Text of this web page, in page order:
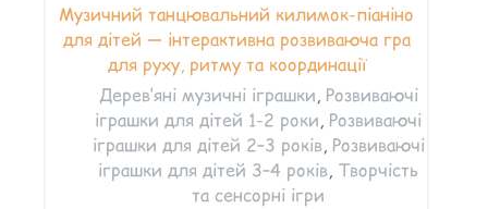
Музичний танцювальний килимок-піаніно
для дітей — інтерактивна розвиваюча гра
для руху, ритму та координації
Дерев’яні музичні іграшки, Розвиваючі
іграшки для дітей 1-2 роки, Розвиваючі
іграшки для дітей 2–3 років, Розвиваючі
іграшки для дітей 3–4 років, Творчість
та сенсорні ігри